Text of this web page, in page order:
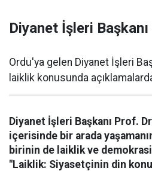
Diyanet İşleri Başkanı
Ordu'ya gelen Diyanet İşleri
laiklik konusunda
Diyanet İşleri Başkanı Prof.
içerisinde bir arada
birinin de laiklik ve
"Laiklik: Siyasetçinin din